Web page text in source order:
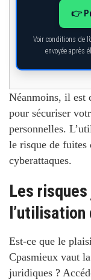
👉
Voir conditions de
envoyée après
Néanmoins, il est
pour sécuriser
personnelles.
le risque de fuites
cyberattaques.
Les
Est-ce que le
Cpasmieux vaut
juridiques ?